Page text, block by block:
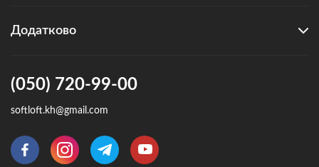
Додатково
(050) 720-99-00
softloft.kh@gmail.com